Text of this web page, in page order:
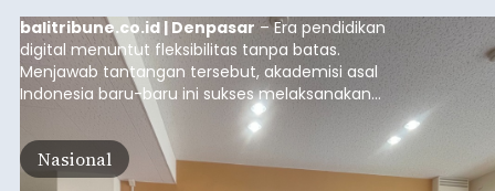
balitribune.co.id | Denpasar – Era pendidikan
digital menuntut fleksibilitas tanpa batas.
Menjawab tantangan tersebut, akademisi asal
Indonesia baru-baru ini sukses melaksanakan
program Pengabdian Kepada Masyarakat (PKM)
skala internasional di Distributed Systems
Laboratory, Okayama University, Jepang.
Nasional